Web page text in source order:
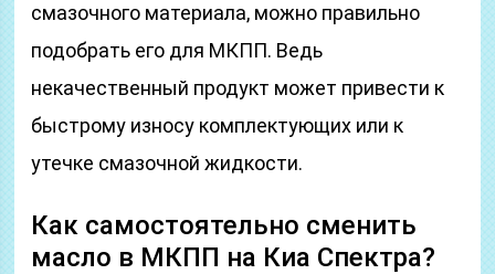
смазочного материала, можно правильно
подобрать его для МКПП. Ведь
некачественный продукт может привести к
быстрому износу комплектующих или к
утечке смазочной жидкости.
Как самостоятельно сменить
масло в МКПП на Киа Спектра?